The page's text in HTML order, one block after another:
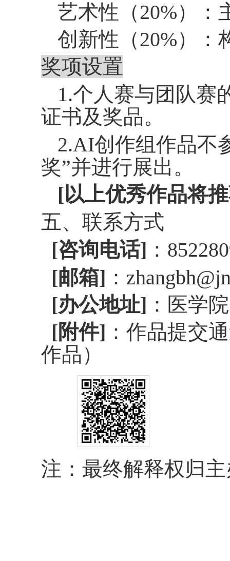
艺术性（20%）：
创新性（20%）：
奖项设置
1.个人赛与团队赛
证书及奖品。
2.AI创作组作品不
奖”并进行展出。
[以上优秀作品将
五、联系方式
[咨询电话] ：
[邮箱] ：
[办公地址] ：医学院
[附件] ：作品提交
作品 ）
注：最终解释权归